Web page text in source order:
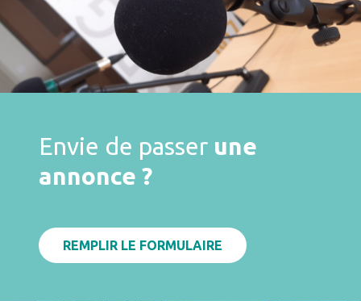
Envie de passer une
annonce ?
REMPLIR LE FORMULAIRE